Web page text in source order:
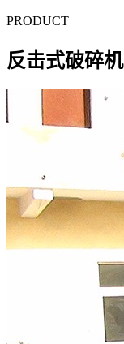
PRODUCT
反击式破碎机